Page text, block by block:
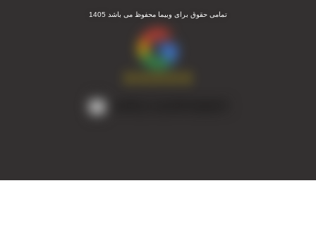
تمامی حقوق برای وبیما محفوظ می باشد 1405